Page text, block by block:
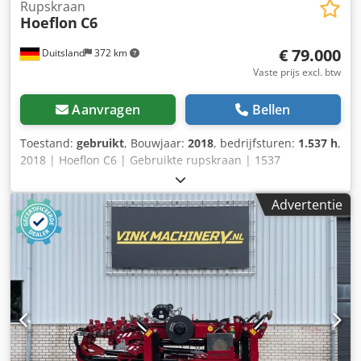
Duitsland 372 km
Rupskraan
Hoeflon C6
€ 79.000
Vaste prijs excl. btw
Aanvragen Bellen
Toestand: gebruikt, Bouwjaar: 2018, bedrijfsturen: 1.537 h,
2018 | Hoeflon C6 | Gebruikte rupskraan | 1537
bedrijfsuren 📍Locatie: Duitsland 🚛 Levering mogelijk naar
uw bestemming – Gebruik onze verzendcalculator om de
transportkosten te berekenen! 💰 Nu kopen voor EUR
79.000 of doe een bod. Betaling bij levering mogelijk tegen
een kleine vergoeding (onder voorbehoud van
goedkeuring)* 👷‍♂️ Geïnspecteerd door een onafhankelijke
expert Djdpfxszd E Nce Aqiock 56 inspectiepunten, 55
goedgekeurd ✅ 1 met imperfectie ℹ️ 0 kritische gebreken ⚠️
📌 Opmerking van de inspecteur: compleet en volledig
functioneel, kabel zal volgens verkoper vóór verkoop
worden vervangen 📄 Wilt u het volledige inspectierapport,
Advertentie